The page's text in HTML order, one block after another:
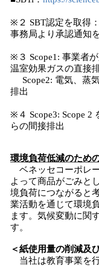
※２ SBT認定を取得
事務局より承認通知
※３ Scope1: 事業者
温室効果ガスの直接
Scope2: 電気、蒸
排出
※４ Scope3: Scope 2
らの間接排出
環境負荷低減のため
ベネッセコーポレ
よって商品がごみと
境負荷につながると
業活動を通じて環境
ます。気候変動に関
す。
＜紙使用量の削減及
当社は教育事業を